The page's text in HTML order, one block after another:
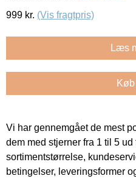
999 kr. (Vis fragtpris)
Læs
Vi har gennemgået de mest
dem med stjerner fra 1 til 5
sortimentstørrelse,
betingelser, leveringsformer